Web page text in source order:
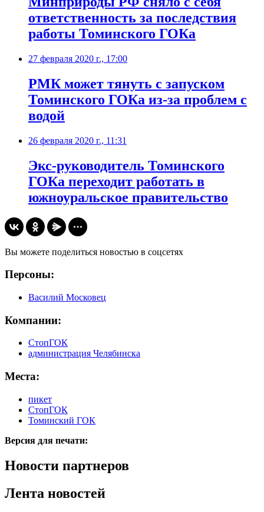
ответственность за последствия
работы Томинского ГОКа
27 февраля 2020 г., 17:00
​РМК может тянуть с запуском
Томинского ГОКа из-за проблем с
водой
26 февраля 2020 г., 11:31
Экс-руководитель Томинского
ГОКа переходит работать в
южноуральское правительство
Вы можете поделиться новостью в соцсетях
Персоны:
Василий Московец
Компании:
СтопГОК
администрация Челябинска
Места:
пикет
СтопГОК
Томинский ГОК
Версия для печати:
Новости партнеров
Лента новостей